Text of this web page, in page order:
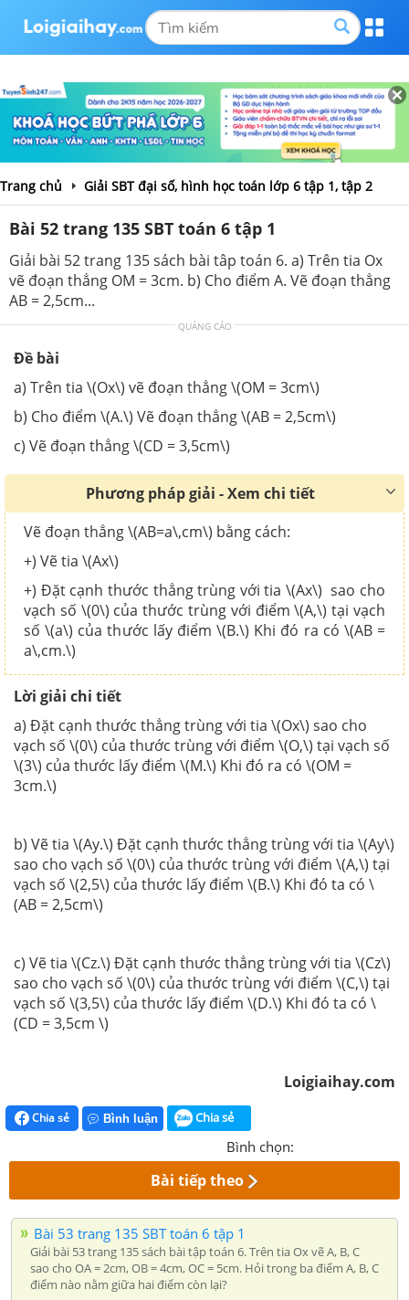
Trang chủ Giải SBT đại số, hình học toán lớp 6 tập 1, tập 2
Bài 52 trang 135 SBT toán 6 tập 1
Giải bài 52 trang 135 sách bài tâp toán 6. a) Trên tia Ox
vẽ đoạn thẳng OM = 3cm. b) Cho điểm A. Vẽ đoạn thẳng
AB = 2,5cm...
QUẢNG CÁO
Đề bài
a) Trên tia \(Ox\) vẽ đoạn thẳng \(OM = 3cm\)
b) Cho điểm \(A.\) Vẽ đoạn thẳng \(AB = 2,5cm\)
c) Vẽ đoạn thẳng \(CD = 3,5cm\)
Phương pháp giải - Xem chi tiết
Vẽ đoạn thẳng \(AB=a\,cm\) bằng cách:
+) Vẽ tia \(Ax\)
+) Đặt cạnh thước thẳng trùng với tia \(Ax\) sao cho
vạch số \(0\) của thước trùng với điểm \(A,\) tại vạch
số \(a\) của thước lấy điểm \(B.\) Khi đó ra có \(AB =
a\,cm.\)
Lời giải chi tiết
a) Đặt cạnh thước thẳng trùng với tia \(Ox\) sao cho
vạch số \(0\) của thước trùng với điểm \(O,\) tại vạch số
\(3\) của thước lấy điểm \(M.\) Khi đó ra có \(OM =
3cm.\)
b) Vẽ tia \(Ay.\) Đặt cạnh thước thẳng trùng với tia \(Ay\)
sao cho vạch số \(0\) của thước trùng với điểm \(A,\) tại
vạch số \(2,5\) của thước lấy điểm \(B.\) Khi đó ta có \
(AB = 2,5cm\)
c) Vẽ tia \(Cz.\) Đặt cạnh thước thẳng trùng với tia \(Cz\)
sao cho vạch số \(0\) của thước trùng với điểm \(C,\) tại
vạch số \(3,5\) của thước lấy điểm \(D.\) Khi đó ta có \
(CD = 3,5cm \)
Loigiaihay.com
Chia sẻ Bình luận Chia sẻ
Bình chọn:
Bài tiếp theo
Bài 53 trang 135 SBT toán 6 tập 1
Giải bài 53 trang 135 sách bài tập toán 6. Trên tia Ox vẽ A, B, C
sao cho OA = 2cm, OB = 4cm, OC = 5cm. Hỏi trong ba điểm A, B, C
điểm nào nằm giữa hai điểm còn lại?